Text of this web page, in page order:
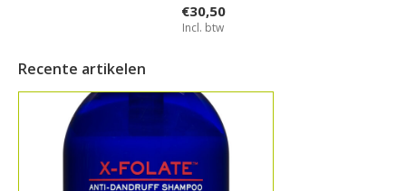
€30,50
Incl. btw
Recente artikelen